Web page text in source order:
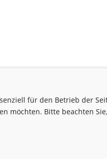
für den Betrieb der
möchten. Bitte